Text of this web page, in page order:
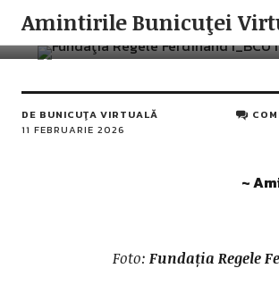
Amintirile Bunicuţei
11 Februarie în istoria
DE BUNICUŢA VIRTUALĂ
11 FEBRUARIE 2026
~
Foto:Fundația Regele